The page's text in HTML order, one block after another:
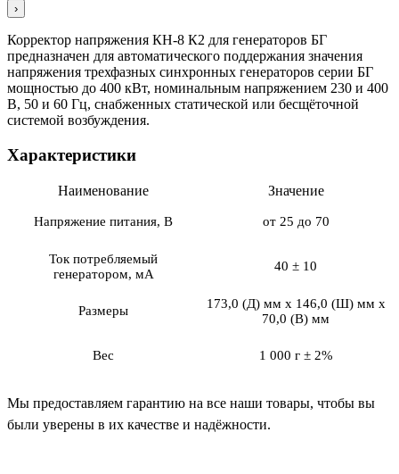
›
Корректор напряжения КН-8 К2 для генераторов БГ
предназначен для автоматического поддержания значения
напряжения трехфазных синхронных генераторов серии БГ
мощностью до 400 кВт, номинальным напряжением 230 и 400
В, 50 и 60 Гц, снабженных статической или бесщёточной
системой возбуждения.
Характеристики
Наименование Значение
Напряжение питания, В от 25 до 70
Ток потребляемый
генератором, мА
40 ± 10
Размеры
173,0 (Д) мм х 146,0 (Ш) мм х
70,0 (В) мм
Вес 1 000 г ± 2%
Мы предоставляем гарантию на все наши товары, чтобы вы
были уверены в их качестве и надёжности.